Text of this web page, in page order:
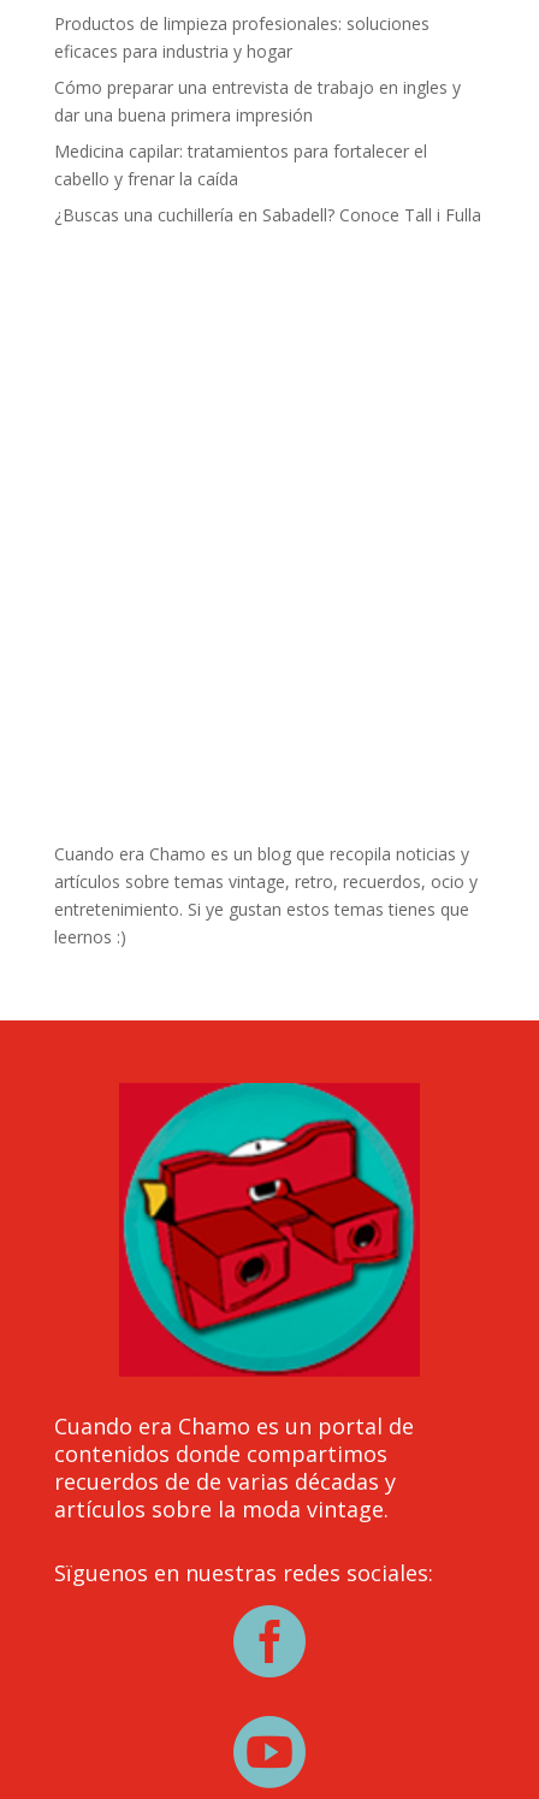
Productos de limpieza profesionales: soluciones
eficaces para industria y hogar
Cómo preparar una entrevista de trabajo en ingles y
dar una buena primera impresión
Medicina capilar: tratamientos para fortalecer el
cabello y frenar la caída
¿Buscas una cuchillería en Sabadell? Conoce Tall i Fulla
Cuando era Chamo es un blog que recopila noticias y
artículos sobre temas vintage, retro, recuerdos, ocio y
entretenimiento. Si ye gustan estos temas tienes que
leernos :)
Cuando era Chamo es un portal de
contenidos donde compartimos
recuerdos de de varias décadas y
artículos sobre la moda vintage.
Sïguenos en nuestras redes sociales:

